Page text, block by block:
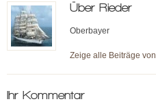
Über Rieder
Oberbayer
Zeige alle Beiträge von
Ihr Kommentar